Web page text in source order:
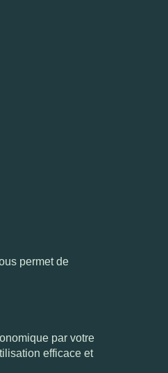
permet de
par votre
efficace et